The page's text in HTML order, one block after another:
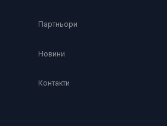
Партньори
Новини
Контакти